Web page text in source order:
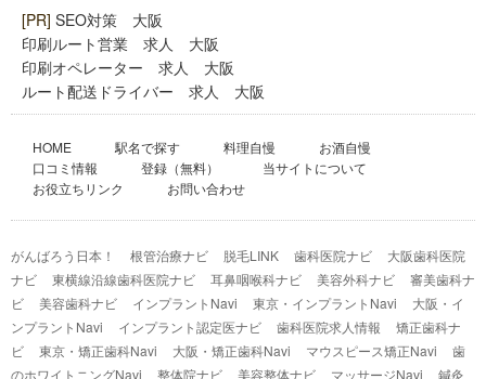
[PR] SEO対策 大阪
印刷ルート営業 求人 大阪
印刷オペレーター 求人 大阪
ルート配送ドライバー 求人 大阪
HOME 駅名で探す 料理自慢
お酒自慢
口コミ情報
登録（無料）
当サイトについて
お役立ちリンク
お問い合わせ
がんばろう日本！ 根管治療ナビ 脱毛LINK 歯科医院ナビ
大阪歯科医院
ナビ
東横線沿線歯科医院ナビ 耳鼻咽喉科ナビ 美容外科ナビ
審美歯科ナ
ビ
美容歯科ナビ インプラントNavi 東京・インプラントNavi
大阪・イ
ンプラントNavi
インプラント認定医ナビ 歯科医院求人情報
矯正歯科ナ
ビ
東京・矯正歯科Navi 大阪・矯正歯科Navi マウスピース矯正Navi
歯
のホワイトニングNavi
整体院ナビ 美容整体ナビ マッサージNavi 鍼灸